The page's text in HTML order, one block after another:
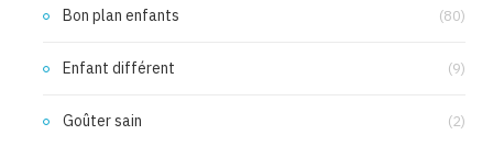
Bon plan enfants (80)
Enfant différent (9)
Goûter sain (2)